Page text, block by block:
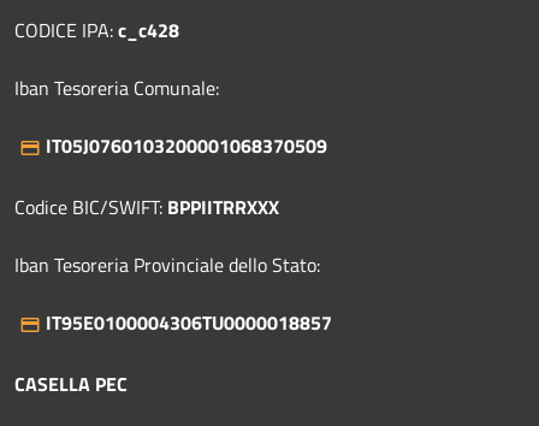
CODICE IPA:c_c428
Iban Tesoreria Comunale:
IT05J0760103200001068370509
Codice BIC/SWIFT: BPPIITRRXXX
Iban Tesoreria Provinciale dello Stato:
IT95E0100004306TU0000018857
CASELLA PEC